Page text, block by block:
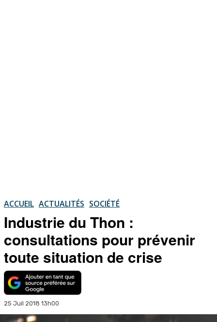
ACCUEIL ACTUALITÉS SOCIÉTÉ
Industrie du Thon :
consultations pour prévenir
toute situation de crise
25 Juil 2018 13h00